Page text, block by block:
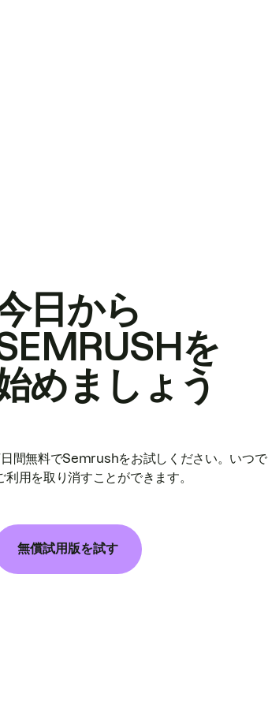
日から
を
めましょう
間無料でSemrushをお試しください。いつ
利用を取り消すことができます。
無償試用版を試す